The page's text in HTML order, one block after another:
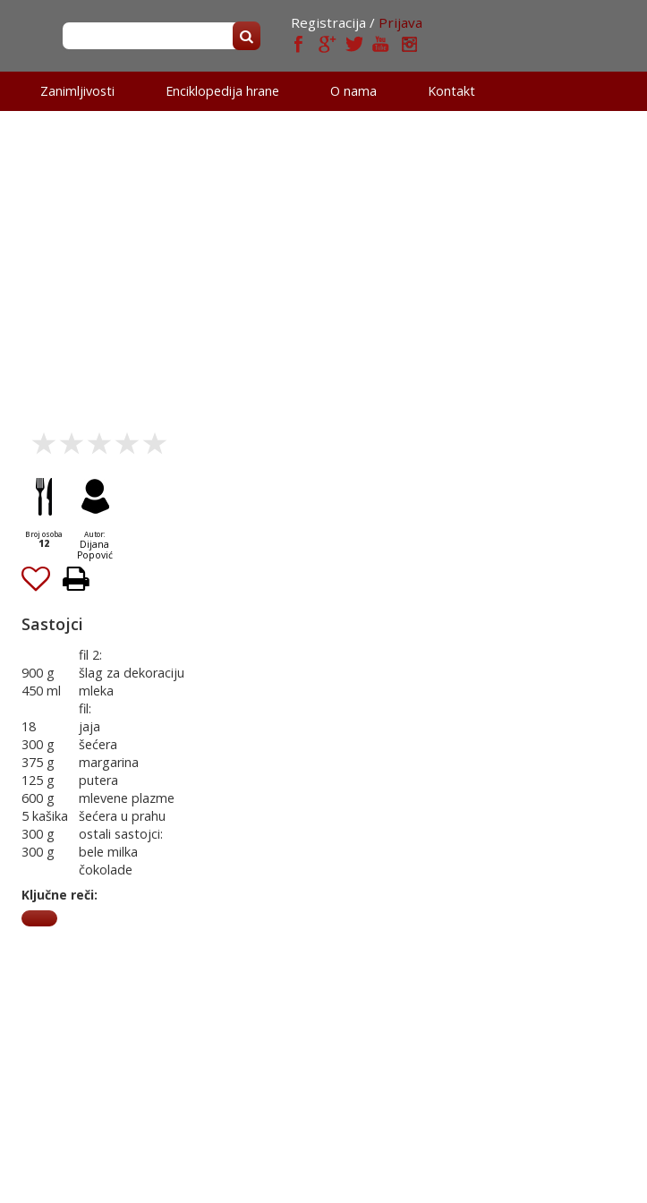
Registracija / Prijava
Zanimljivosti Enciklopedija hrane O nama Kontakt
Broj osoba
12
Autor:
Dijana
Popović
Sastojci
fil 2:
900 g
šlag za dekoraciju
450 ml
mleka
fil:
18
jaja
300 g
šećera
375 g
margarina
125 g
putera
600 g
mlevene plazme
5 kašika
šećera u prahu
300 g
ostali sastojci:
300 g
bele milka
čokolade
Ključne reči: